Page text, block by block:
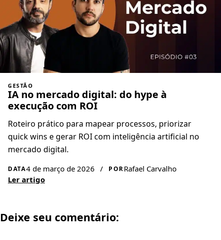
GESTÃO
IA no mercado digital: do hype à
execução com ROI
Roteiro prático para mapear processos, priorizar
quick wins e gerar ROI com inteligência artificial no
mercado digital.
DATA4 de março de 2026 / PORRafael Carvalho
Ler artigo
Deixe seu comentário: